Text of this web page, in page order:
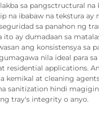
sa pangsctructural na
na ibabaw na tekstura ay
sa panahon ng
ito ay dumadaan sa
ang konsistensya sa
nila ideal para
residential applications.
kemikal at cleaning
sanitization hindi
tray's integrity o anyo.